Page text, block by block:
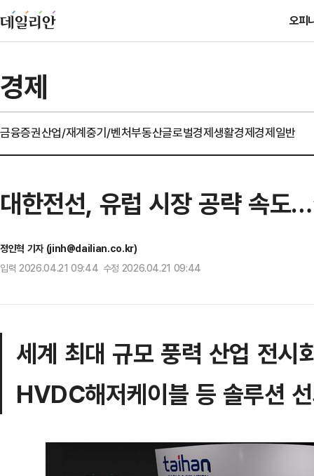
오피
경제
금융증권산업/재계중기/벤처부동산글로벌경제생활경제경제일반
대한전선, 유럽 시장 공략 속도
정인혁 기자 (jinh@dailian.co.kr)
입력 2026.04.21 09:44 수정 2026.04.21 09:44
세계 최대 규모 풍력 산업 전시
HVDC해저케이블 등 솔루션